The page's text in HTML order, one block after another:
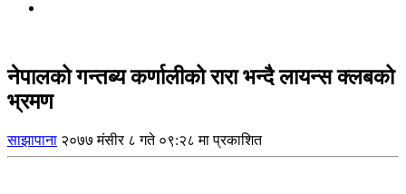
नेपालको गन्तब्य कर्णालीको रारा भन्दै लायन्स क्लबको
भ्रमण
साझापाना २०७७ मंसीर ८ गते ०९:२८ मा प्रकाशित